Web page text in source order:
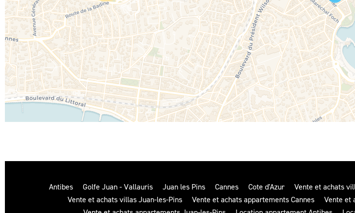
Antibes Golfe Juan - Vallauris Juan les Pins Cannes Cote d'Azur Vente et achats
Vente et achats villas Juan-les-Pins
Vente et achats appartements Cannes Vente et